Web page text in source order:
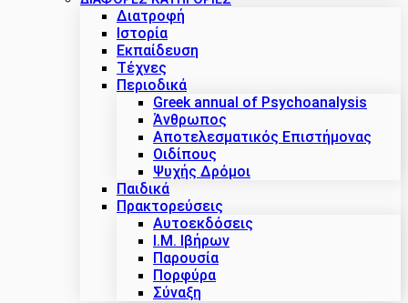
Διατροφή
Ιστορία
Εκπαίδευση
Τέχνες
Περιοδικά
Greek annual of Psychoanalysis
Άνθρωπος
Αποτελεσματικός Επιστήμονας
Οιδίπους
Ψυχής Δρόμοι
Παιδικά
Πρακτoρεύσεις
Αυτοεκδόσεις
Ι.Μ. Ιβήρων
Παρουσία
Πορφύρα
Σύναξη